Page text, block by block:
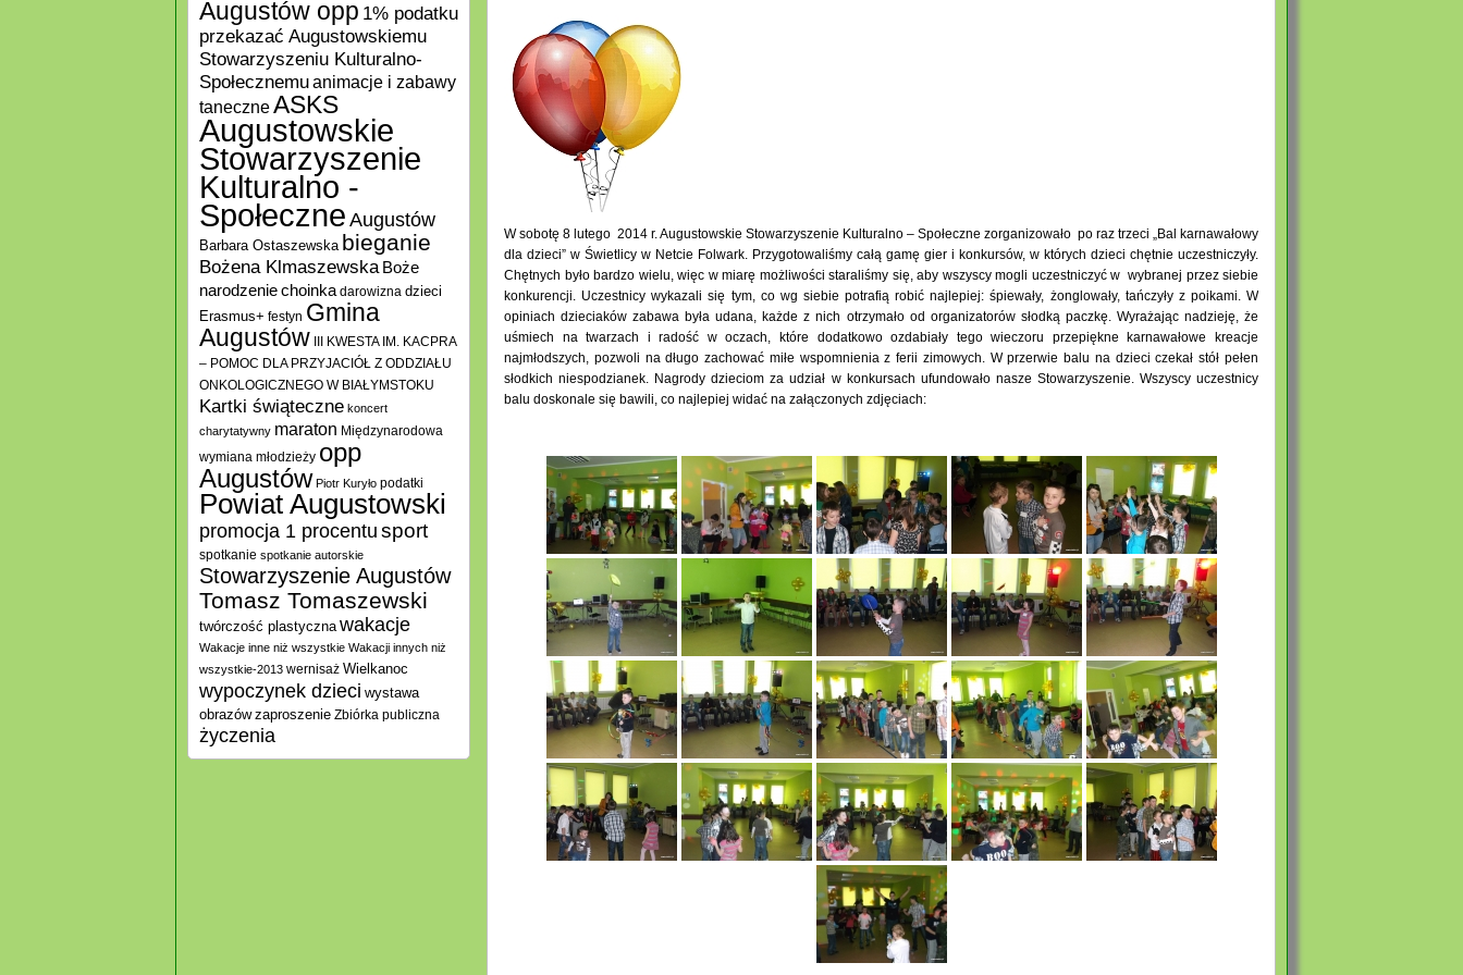
W sobotę 8 lutego 2014 r. Augustowskie Stowarzyszenie Kulturalno – Społeczne zorganizowało po raz trzeci „Bal karnawałowy
dla dzieci” w Świetlicy w Netcie Folwark. Przygotowaliśmy całą gamę gier i konkursów, w których dzieci chętnie uczestniczyły.
Chętnych było bardzo wielu, więc w miarę możliwości staraliśmy się, aby wszyscy mogli uczestniczyć w wybranej przez siebie
konkurencji. Uczestnicy wykazali się tym, co wg siebie potrafią robić najlepiej: śpiewały, żonglowały, tańczyły z poikami. W
opiniach dzieciaków zabawa była udana, każde z nich otrzymało od organizatorów słodką paczkę. Wyrażając nadzieję, że
uśmiech na twarzach i radość w oczach, które dodatkowo ozdabiały tego wieczoru przepiękne karnawałowe kreacje
najmłodszych, pozwoli na długo zachować miłe wspomnienia z ferii zimowych. W przerwie balu na dzieci czekał stół pełen
słodkich niespodzianek. Nagrody dzieciom za udział w konkursach ufundowało nasze Stowarzyszenie. Wszyscy uczestnicy
balu doskonale się bawili, co najlepiej widać na załączonych zdjęciach:
Augustów opp 1% podatku
przekazać Augustowskiemu
Stowarzyszeniu Kulturalno-
Społecznemuanimacje i zabawy
taneczneASKS
Augustowskie
Stowarzyszenie
Kulturalno -
Społeczne Augustów
Barbara Ostaszewska bieganie
Bożena Klmaszewska Boże
narodzeniechoinka darowizna dzieci
Erasmus+ festyn Gmina
Augustów III KWESTA IM. KACPRA
– POMOC DLA PRZYJACIÓŁ Z ODDZIAŁU
ONKOLOGICZNEGO W BIAŁYMSTOKU
Kartki świąteczne koncert
charytatywny maraton Międzynarodowa
wymiana młodzieży opp
Augustów Piotr Kuryło podatki
Powiat Augustowski
promocja 1 procentusport
spotkanie spotkanie autorskie
Stowarzyszenie Augustów
Tomasz Tomaszewski
twórczość plastyczna wakacje
Wakacje inne niż wszystkie Wakacji innych niż
wszystkie-2013 wernisaż Wielkanoc
wypoczynek dzieci wystawa
obrazów zaproszenie Zbiórka publiczna
życzenia